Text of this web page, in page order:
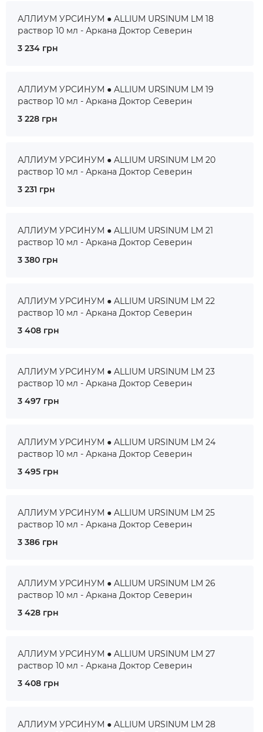
АЛЛИУМ УРСИНУМ ● ALLIUM URSINUM LM 18
раствор 10 мл - Аркана Доктор Северин
3 234 грн
АЛЛИУМ УРСИНУМ ● ALLIUM URSINUM LM 19
раствор 10 мл - Аркана Доктор Северин
3 228 грн
АЛЛИУМ УРСИНУМ ● ALLIUM URSINUM LM 20
раствор 10 мл - Аркана Доктор Северин
3 231 грн
АЛЛИУМ УРСИНУМ ● ALLIUM URSINUM LM 21
раствор 10 мл - Аркана Доктор Северин
3 380 грн
АЛЛИУМ УРСИНУМ ● ALLIUM URSINUM LM 22
раствор 10 мл - Аркана Доктор Северин
3 408 грн
АЛЛИУМ УРСИНУМ ● ALLIUM URSINUM LM 23
раствор 10 мл - Аркана Доктор Северин
3 497 грн
АЛЛИУМ УРСИНУМ ● ALLIUM URSINUM LM 24
раствор 10 мл - Аркана Доктор Северин
3 495 грн
АЛЛИУМ УРСИНУМ ● ALLIUM URSINUM LM 25
раствор 10 мл - Аркана Доктор Северин
3 386 грн
АЛЛИУМ УРСИНУМ ● ALLIUM URSINUM LM 26
раствор 10 мл - Аркана Доктор Северин
3 428 грн
АЛЛИУМ УРСИНУМ ● ALLIUM URSINUM LM 27
раствор 10 мл - Аркана Доктор Северин
3 408 грн
АЛЛИУМ УРСИНУМ ● ALLIUM URSINUM LM 28